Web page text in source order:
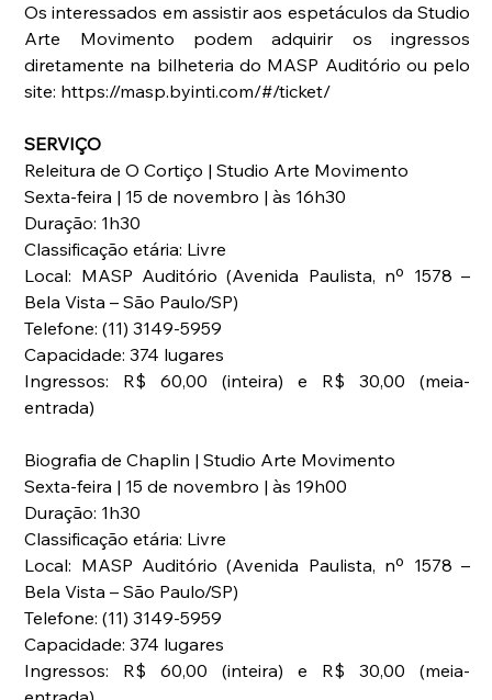
Os interessados em assistir aos espetáculos da Studio
Arte Movimento podem adquirir os ingressos
diretamente na bilheteria do MASP Auditório ou pelo
site: https://masp.byinti.com/#/ticket/
SERVIÇO
Releitura de O Cortiço | Studio Arte Movimento
Sexta-feira | 15 de novembro | às 16h30
Duração: 1h30
Classificação etária: Livre
Local: MASP Auditório (Avenida Paulista, nº 1578 –
Bela Vista – São Paulo/SP)
Telefone: (11) 3149-5959
Capacidade: 374 lugares
Ingressos: R$ 60,00 (inteira) e R$ 30,00 (meia-
entrada)
Biografia de Chaplin | Studio Arte Movimento
Sexta-feira | 15 de novembro | às 19h00
Duração: 1h30
Classificação etária: Livre
Local: MASP Auditório (Avenida Paulista, nº 1578 –
Bela Vista – São Paulo/SP)
Telefone: (11) 3149-5959
Capacidade: 374 lugares
Ingressos: R$ 60,00 (inteira) e R$ 30,00 (meia-